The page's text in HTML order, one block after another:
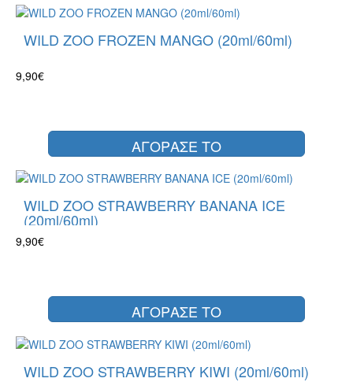
WILD ZOO FROZEN MANGO (20ml/60ml)
9,90€
ΑΓΟΡΑΣΕ ΤΟ
WILD ZOO STRAWBERRY BANANA ICE
(20ml/60ml)
9,90€
ΑΓΟΡΑΣΕ ΤΟ
WILD ZOO STRAWBERRY KIWI (20ml/60ml)